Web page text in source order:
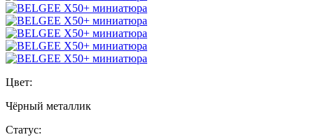
Цвет:
Чёрный металлик
Статус: